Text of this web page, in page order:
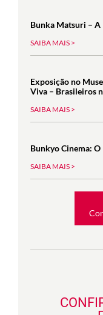
Bunka Matsuri – A
SAIBA MAIS >
Exposição no
Viva – Brasileiros
SAIBA MAIS >
Bunkyo Cinema:
SAIBA MAIS >